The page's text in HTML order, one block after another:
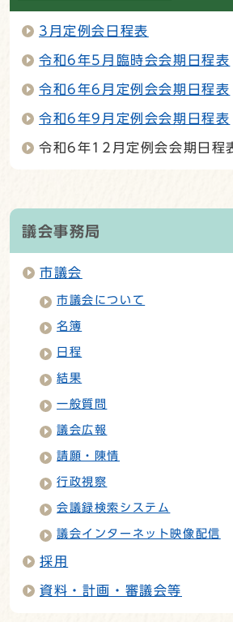
3月定例会日程表
令和6年5月臨時会会期日程表
令和6年6月定例会会期日程表
令和6年9月定例会会期日程表
令和6年12月定例会会期日程
議会事務局
市議会
市議会について
名簿
日程
結果
一般質問
議会広報
請願・陳情
行政視察
会議録検索システム
議会インターネット映像配信
採用
資料・計画・審議会等